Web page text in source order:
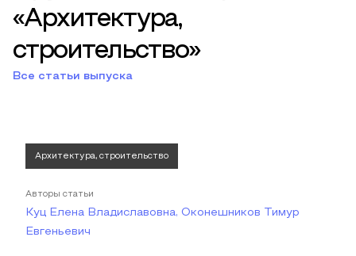
«Архитектура,
строительство»
Все статьи выпуска
Архитектура, строительство
Авторы статьи
Куц Елена Владиславовна, Оконешников Тимур
Евгеньевич